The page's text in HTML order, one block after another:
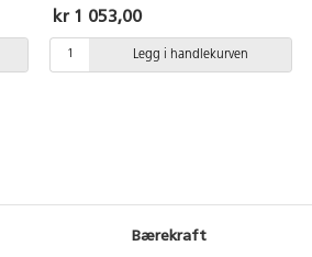
representerer ulike scenarier i verden
og klimaet vårt. Plasser
puslespillbrikkene på de riktige
stedene og diskuter hva du selv kan
kr 1 053,00
Legg i handlekurven
Bærekraft